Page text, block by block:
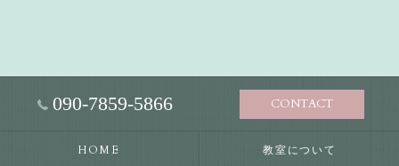
090-7859-5866 CONTACT
HOME 教室について